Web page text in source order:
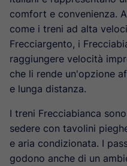
comfort e convenienza.
come i treni ad alta
Frecciargento, i
raggiungere velocità
che li rende un'opzione
e lunga distanza.
I treni Frecciabianca
sedere con tavolini
e aria condizionata. I
godono anche di un